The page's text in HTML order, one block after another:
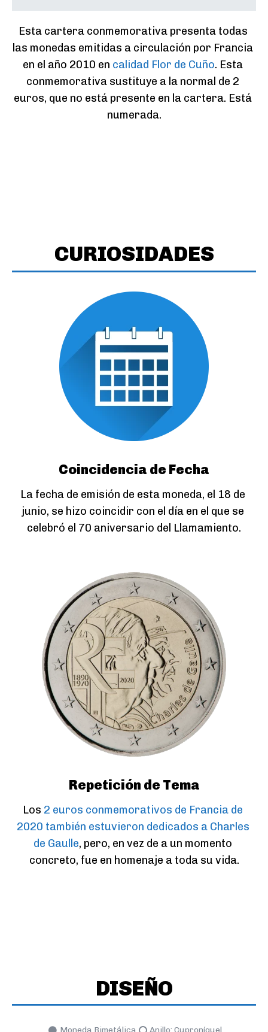
Esta cartera conmemorativa presenta todas
las monedas emitidas a circulación por Francia
en el año 2010 en calidad Flor de Cuño. Esta
conmemorativa sustituye a la normal de 2
euros, que no está presente en la cartera. Está
numerada.
CURIOSIDADES
Coincidencia de Fecha
La fecha de emisión de esta moneda, el 18 de
junio, se hizo coincidir con el día en el que se
celebró el 70 aniversario del Llamamiento.
Repetición de Tema
Los 2 euros conmemorativos de Francia de
2020 también estuvieron dedicados a Charles
de Gaulle, pero, en vez de a un momento
concreto, fue en homenaje a toda su vida.
DISEÑO